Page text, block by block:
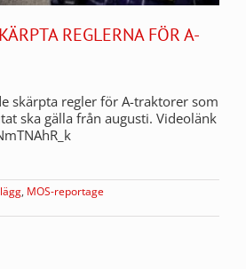
REGLERNA FÖR A-
skärpta regler för A-traktorer som
ska gälla från augusti. Videolänk
, MOS-reportage